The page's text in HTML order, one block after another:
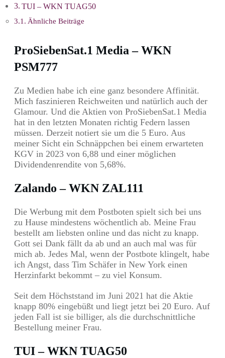
TUI – WKN TUAG50
Ähnliche Beiträge
ProSiebenSat.1 Media – WKN
PSM777
Zu Medien habe ich eine ganz besondere Affinität.
Mich faszinieren Reichweiten und natürlich auch der
Glamour. Und die Aktien von ProSiebenSat.1 Media
hat in den letzten Monaten richtig Federn lassen
müssen. Derzeit notiert sie um die 5 Euro. Aus
meiner Sicht ein Schnäppchen bei einem erwarteten
KGV in 2023 von 6,88 und einer möglichen
Dividendenrendite von 5,68%.
Zalando – WKN ZAL111
Die Werbung mit dem Postboten spielt sich bei uns
zu Hause mindestens wöchentlich ab. Meine Frau
bestellt am liebsten online und das nicht zu knapp.
Gott sei Dank fällt da ab und an auch mal was für
mich ab. Jedes Mal, wenn der Postbote klingelt, habe
ich Angst, dass Tim Schäfer in New York einen
Herzinfarkt bekommt – zu viel Konsum.
Seit dem Höchststand im Juni 2021 hat die Aktie
knapp 80% eingebüßt und liegt jetzt bei 20 Euro. Auf
jeden Fall ist sie billiger, als die durchschnittliche
Bestellung meiner Frau.
TUI – WKN TUAG50